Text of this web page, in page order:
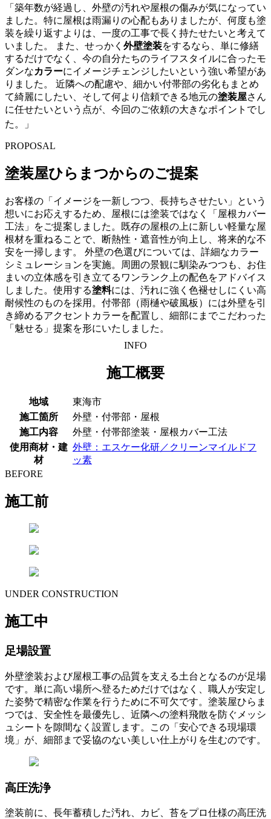
「築年数が経過し、外壁の汚れや屋根の傷みが気になってい
ました。特に屋根は雨漏りの心配もありましたが、何度も塗
装を繰り返すよりは、一度の工事で長く持たせたいと考えて
いました。 また、せっかく 外壁塗装をするなら、単に修繕
するだけでなく、今の自分たちのライフスタイルに合ったモ
ダンなカラーにイメージチェンジしたいという強い希望があ
りました。 近隣への配慮や、細かい付帯部の劣化もまとめ
て綺麗にしたい、そして何より信頼できる地元の塗装屋さん
に任せたいという点が、今回のご依頼の大きなポイントでし
た。」
PROPOSAL
塗装屋ひらまつからのご提案
お客様の「イメージを一新しつつ、長持ちさせたい」という
想いにお応えするため、屋根には塗装ではなく「屋根カバー
工法」をご提案しました。既存の屋根の上に新しい軽量な屋
根材を重ねることで、断熱性・遮音性が向上し、将来的な不
安を一掃します。 外壁の色選びについては、詳細なカラー
シミュレーションを実施。周囲の景観に馴染みつつも、お住
まいの立体感を引き立てるワンランク上の配色をアドバイス
しました。使用する塗料には、汚れに強く色褪せしにくい高
耐候性のものを採用。付帯部（雨樋や破風板）には外壁を引
き締めるアクセントカラーを配置し、細部にまでこだわった
「魅せる」提案を形にいたしました。
INFO
施工概要
地域
東海市
施工箇所
外壁・付帯部・屋根
施工内容
外壁・付帯部塗装・屋根カバー工法
使用商材・建
材
外壁：エスケー化研／クリーンマイルドフ
ッ素
BEFORE
施工前
UNDER CONSTRUCTION
施工中
足場設置
外壁塗装および屋根工事の品質を支える土台となるのが足場
です。単に高い場所へ登るためだけではなく、職人が安定し
た姿勢で精密な作業を行うために不可欠です。塗装屋ひらま
つでは、安全性を最優先し、近隣への塗料飛散を防ぐメッシ
ュシートを隙間なく設置します。この「安心できる現場環
境」が、細部まで妥協のない美しい仕上がりを生むのです。
高圧洗浄
塗装前に、長年蓄積した汚れ、カビ、苔をプロ仕様の高圧洗